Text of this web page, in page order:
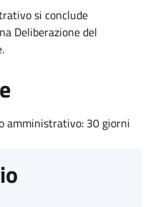
si conclude
Deliberazione del
amministrativo: 30 giorni